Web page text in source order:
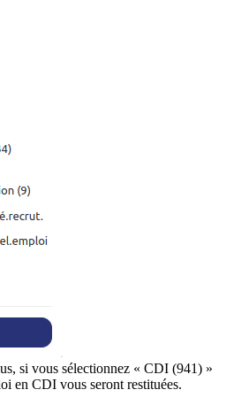
si vous sélectionnez « CDI (941) »
en CDI vous seront restituées.